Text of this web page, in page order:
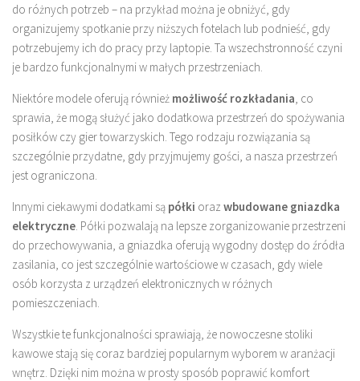
do różnych potrzeb – na przykład można je obniżyć, gdy
organizujemy spotkanie przy niższych fotelach lub podnieść, gdy
potrzebujemy ich do pracy przy laptopie. Ta wszechstronność czyni
je bardzo funkcjonalnymi w małych przestrzeniach.
Niektóre modele oferują również możliwość rozkładania , co
sprawia, że mogą służyć jako dodatkowa przestrzeń do spożywania
posiłków czy gier towarzyskich. Tego rodzaju rozwiązania są
szczególnie przydatne, gdy przyjmujemy gości, a nasza przestrzeń
jest ograniczona.
Innymi ciekawymi dodatkami są półki oraz wbudowane gniazdka
elektryczne . Półki pozwalają na lepsze zorganizowanie przestrzeni
do przechowywania, a gniazdka oferują wygodny dostęp do źródła
zasilania, co jest szczególnie wartościowe w czasach, gdy wiele
osób korzysta z urządzeń elektronicznych w różnych
pomieszczeniach.
Wszystkie te funkcjonalności sprawiają, że nowoczesne stoliki
kawowe stają się coraz bardziej popularnym wyborem w aranżacji
wnętrz. Dzięki nim można w prosty sposób poprawić komfort